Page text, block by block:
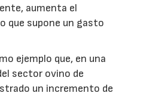
aumenta el
que supone un gasto
ejemplo que, en una
sector ovino de
un incremento de